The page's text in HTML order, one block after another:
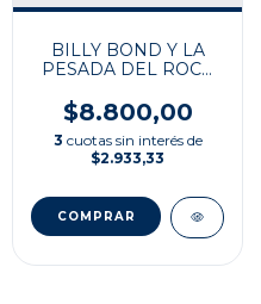
BILLY BOND Y LA
PESADA DEL ROCK
$8.800,00
3 cuotas sin interés de
$2.933,33